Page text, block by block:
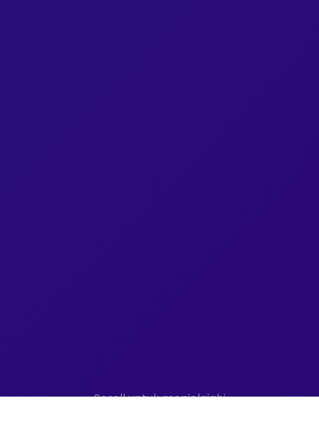
Scroll untuk menjelajahi